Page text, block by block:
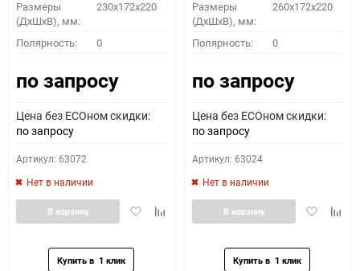
Размеры
(ДхШхВ), мм:
230x172x220
Полярность: 0
по запросу
Цена без ECOном скидки:
по запросу
Артикул: 63072
Нет в наличии
ДобавитьДобавить
В корзину
Размеры
(ДхШхВ), мм:
260x172x220
Полярность: 0
по запросу
Цена без ECOном скидки:
по запросу
Артикул: 63024
Нет в наличии
Добавить
В корзину